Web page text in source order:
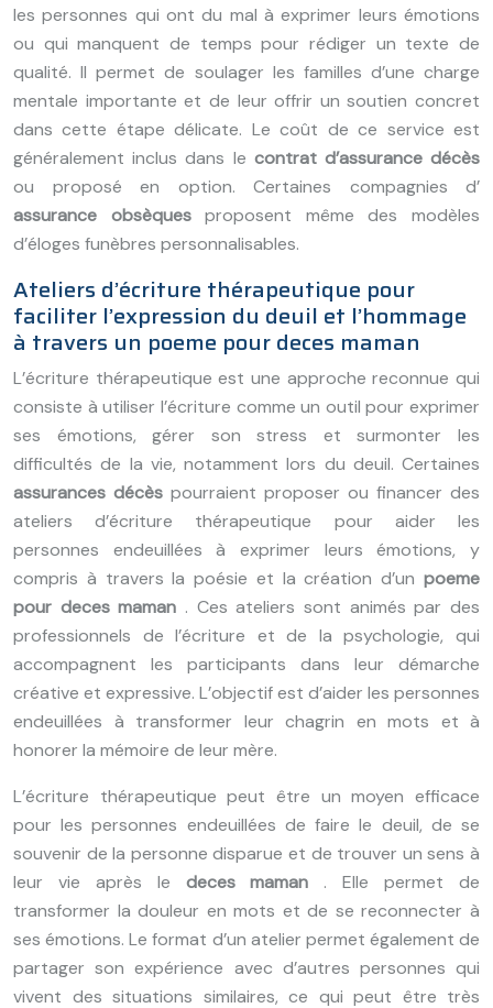
les personnes qui ont du mal à exprimer leurs émotions
ou qui manquent de temps pour rédiger un texte de
qualité. Il permet de soulager les familles d’une charge
mentale importante et de leur offrir un soutien concret
dans cette étape délicate. Le coût de ce service est
généralement inclus dans le contrat d’assurance décès
ou proposé en option. Certaines compagnies d’
assurance obsèquesproposent même des modèles
d’éloges funèbres personnalisables.
Ateliers d’écriture thérapeutique pour
faciliter l’expression du deuil et l’hommage
à travers un poeme pour deces maman
L’écriture thérapeutique est une approche reconnue qui
consiste à utiliser l’écriture comme un outil pour exprimer
ses émotions, gérer son stress et surmonter les
difficultés de la vie, notamment lors du deuil. Certaines
assurances décès pourraient proposer ou financer des
ateliers d’écriture thérapeutique pour aider les
personnes endeuillées à exprimer leurs émotions, y
compris à travers la poésie et la création d’un poeme
pour deces maman . Ces ateliers sont animés par des
professionnels de l’écriture et de la psychologie, qui
accompagnent les participants dans leur démarche
créative et expressive. L’objectif est d’aider les personnes
endeuillées à transformer leur chagrin en mots et à
honorer la mémoire de leur mère.
L’écriture thérapeutique peut être un moyen efficace
pour les personnes endeuillées de faire le deuil, de se
souvenir de la personne disparue et de trouver un sens à
leur vie après le deces maman . Elle permet de
transformer la douleur en mots et de se reconnecter à
ses émotions. Le format d’un atelier permet également de
partager son expérience avec d’autres personnes qui
vivent des situations similaires, ce qui peut être très